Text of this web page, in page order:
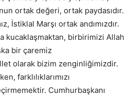
ortak değeri, ortak paydasıdır.
İstiklal Marşı ortak andımızdır.
kucaklaşmaktan, birbirimizi Allah
bir çaremiz
olarak bizim zenginliğimizdir.
farklılıklarımızı
Cumhurbaşkanı